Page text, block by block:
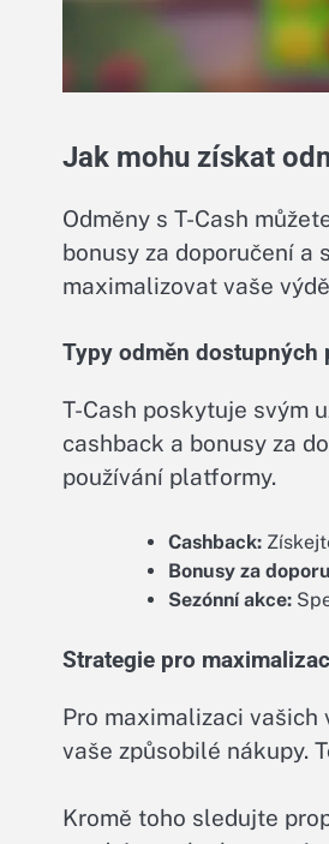
Jak mohu získat
Odměny s T-Cash
bonusy za doporučení a
maximalizovat vaše
Typy odměn dostupných
T-Cash poskytuje svým
cashback a bonusy za
používání platformy.
Cashback:
Bonusy za
Sezónní akce:
Strategie pro
Pro maximalizaci vašich
vaše způsobilé nákupy.
Kromě toho sledujte